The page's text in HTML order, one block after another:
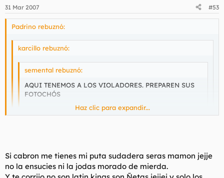
31 Mar 2007 #53
Padrino rebuznó:
karcillo rebuznó:
semental rebuznó:
AQUI TENEMOS A LOS VIOLADORES. PREPAREN SUS
FOTOCHÓS
¿ESTOS SON LOS QUE NOS QUITAN LAS MUJERES?
https://www.20minutos.es/noticia/218024/0/juicio/latin
Haz clic para expandir...
Y hoy me la llevo de cena.
Y tu no hables mucho de latin kings que eres coleguita de ellos
jijijiji
Haz clic para expandir...
Si cabron me tienes mi puta sudadera seras mamon jejje
no la ensucies ni la jodas morado de mierda.